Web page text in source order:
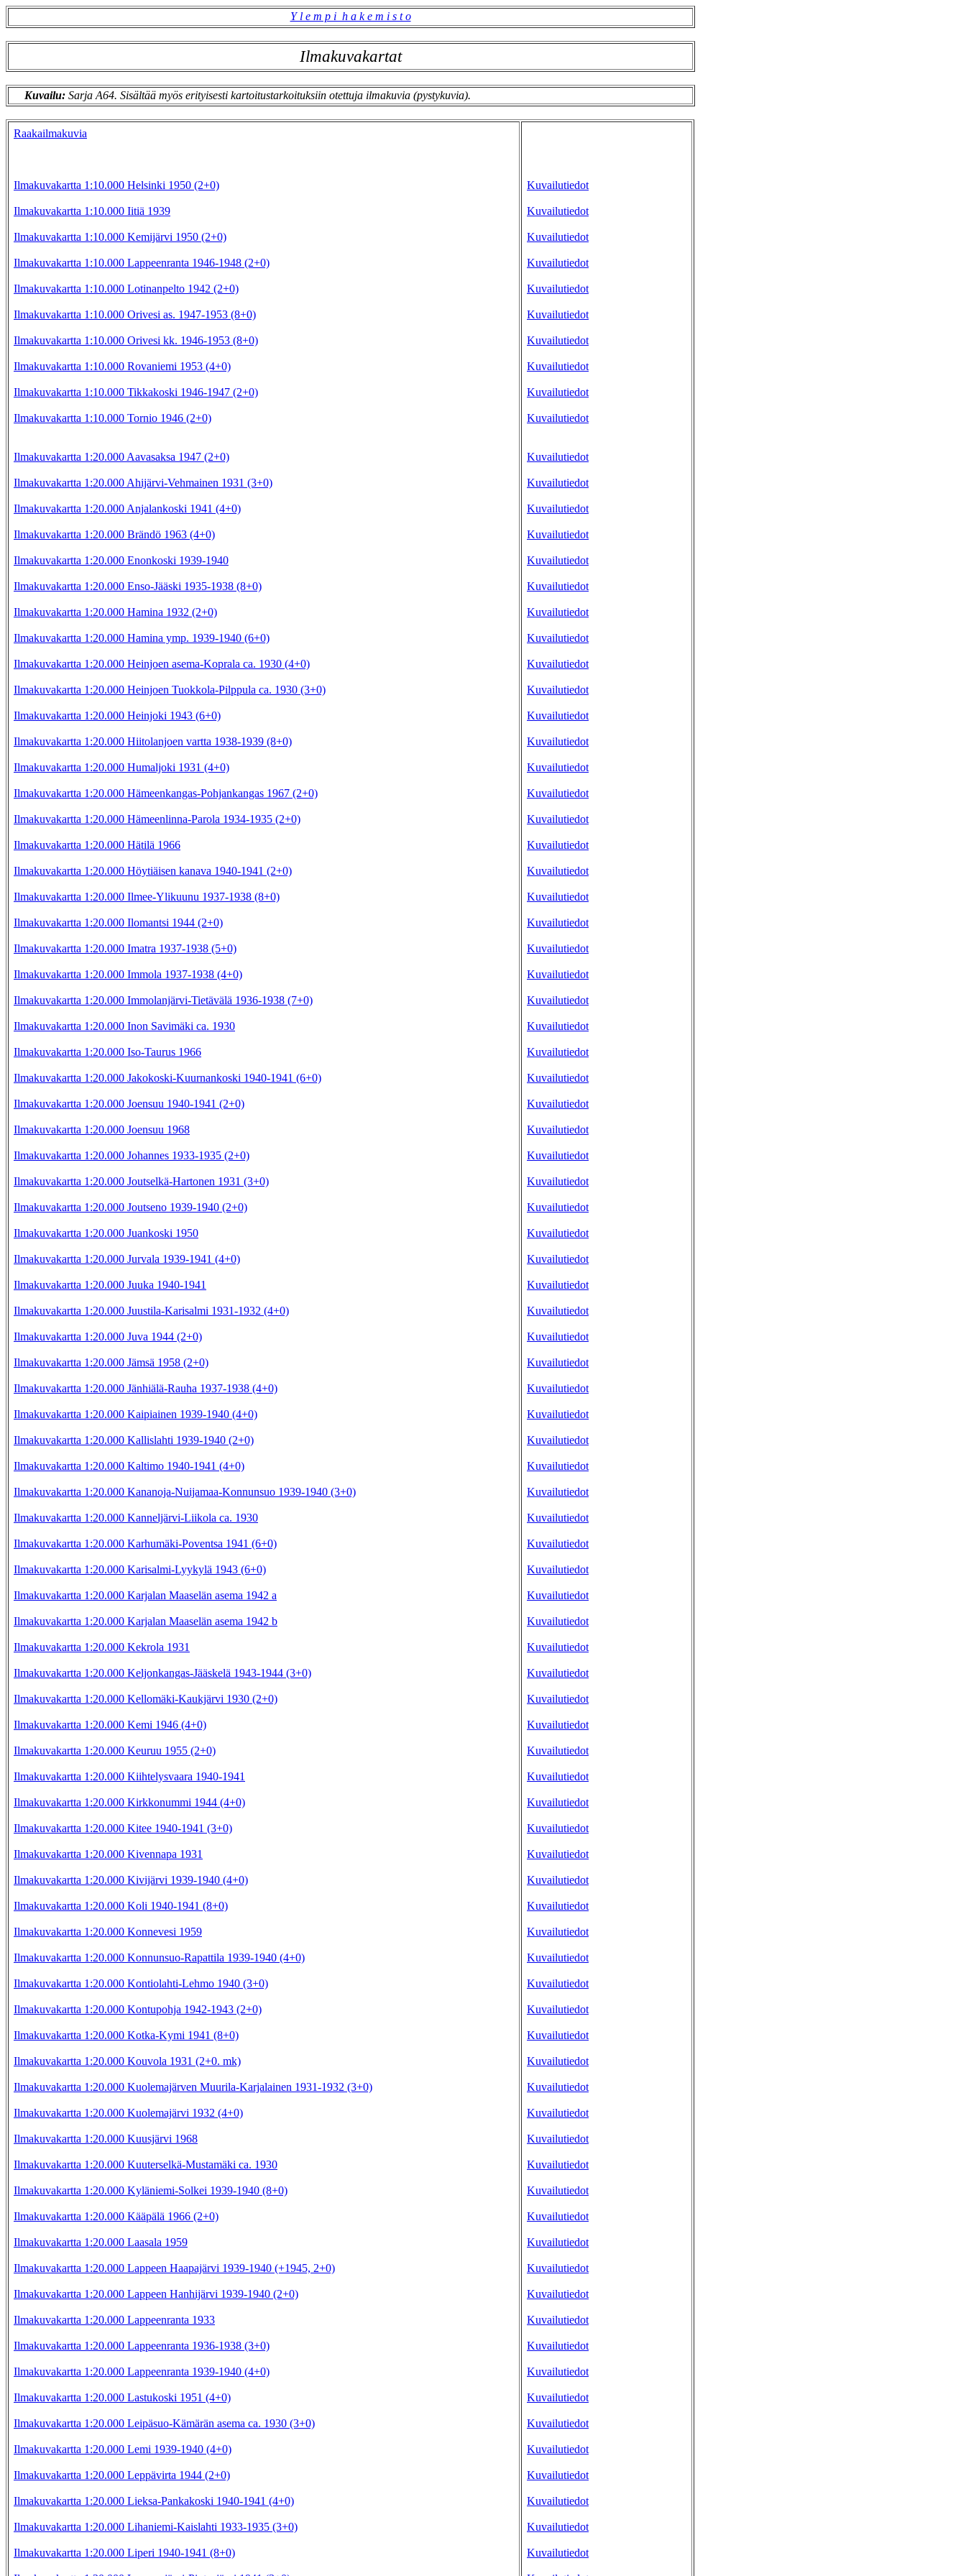
Y l e m p i h a k e m i s t o
Ilmakuvakartat
Kuvailu: Sarja A64. Sisältää myös erityisesti kartoitustarkoituksiin otettuja ilmakuvia (pystykuvia).
Raakailmakuvia
Ilmakuvakartta 1:10.000 Helsinki 1950 (2+0)
Ilmakuvakartta 1:10.000 Iitiä 1939
Ilmakuvakartta 1:10.000 Kemijärvi 1950 (2+0)
Ilmakuvakartta 1:10.000 Lappeenranta 1946-1948 (2+0)
Ilmakuvakartta 1:10.000 Lotinanpelto 1942 (2+0)
Ilmakuvakartta 1:10.000 Orivesi as. 1947-1953 (8+0)
Ilmakuvakartta 1:10.000 Orivesi kk. 1946-1953 (8+0)
Ilmakuvakartta 1:10.000 Rovaniemi 1953 (4+0)
Ilmakuvakartta 1:10.000 Tikkakoski 1946-1947 (2+0)
Ilmakuvakartta 1:10.000 Tornio 1946 (2+0)
Ilmakuvakartta 1:20.000 Aavasaksa 1947 (2+0)
Ilmakuvakartta 1:20.000 Ahijärvi-Vehmainen 1931 (3+0)
Ilmakuvakartta 1:20.000 Anjalankoski 1941 (4+0)
Ilmakuvakartta 1:20.000 Brändö 1963 (4+0)
Ilmakuvakartta 1:20.000 Enonkoski 1939-1940
Ilmakuvakartta 1:20.000 Enso-Jääski 1935-1938 (8+0)
Ilmakuvakartta 1:20.000 Hamina 1932 (2+0)
Ilmakuvakartta 1:20.000 Hamina ymp. 1939-1940 (6+0)
Ilmakuvakartta 1:20.000 Heinjoen asema-Koprala ca. 1930 (4+0)
Ilmakuvakartta 1:20.000 Heinjoen Tuokkola-Pilppula ca. 1930 (3+0)
Ilmakuvakartta 1:20.000 Heinjoki 1943 (6+0)
Ilmakuvakartta 1:20.000 Hiitolanjoen vartta 1938-1939 (8+0)
Ilmakuvakartta 1:20.000 Humaljoki 1931 (4+0)
Ilmakuvakartta 1:20.000 Hämeenkangas-Pohjankangas 1967 (2+0)
Ilmakuvakartta 1:20.000 Hämeenlinna-Parola 1934-1935 (2+0)
Ilmakuvakartta 1:20.000 Hätilä 1966
Ilmakuvakartta 1:20.000 Höytiäisen kanava 1940-1941 (2+0)
Ilmakuvakartta 1:20.000 Ilmee-Ylikuunu 1937-1938 (8+0)
Ilmakuvakartta 1:20.000 Ilomantsi 1944 (2+0)
Ilmakuvakartta 1:20.000 Imatra 1937-1938 (5+0)
Ilmakuvakartta 1:20.000 Immola 1937-1938 (4+0)
Ilmakuvakartta 1:20.000 Immolanjärvi-Tietävälä 1936-1938 (7+0)
Ilmakuvakartta 1:20.000 Inon Savimäki ca. 1930
Ilmakuvakartta 1:20.000 Iso-Taurus 1966
Ilmakuvakartta 1:20.000 Jakokoski-Kuurnankoski 1940-1941 (6+0)
Ilmakuvakartta 1:20.000 Joensuu 1940-1941 (2+0)
Ilmakuvakartta 1:20.000 Joensuu 1968
Ilmakuvakartta 1:20.000 Johannes 1933-1935 (2+0)
Ilmakuvakartta 1:20.000 Joutselkä-Hartonen 1931 (3+0)
Ilmakuvakartta 1:20.000 Joutseno 1939-1940 (2+0)
Ilmakuvakartta 1:20.000 Juankoski 1950
Ilmakuvakartta 1:20.000 Jurvala 1939-1941 (4+0)
Ilmakuvakartta 1:20.000 Juuka 1940-1941
Ilmakuvakartta 1:20.000 Juustila-Karisalmi 1931-1932 (4+0)
Ilmakuvakartta 1:20.000 Juva 1944 (2+0)
Ilmakuvakartta 1:20.000 Jämsä 1958 (2+0)
Ilmakuvakartta 1:20.000 Jänhiälä-Rauha 1937-1938 (4+0)
Ilmakuvakartta 1:20.000 Kaipiainen 1939-1940 (4+0)
Ilmakuvakartta 1:20.000 Kallislahti 1939-1940 (2+0)
Ilmakuvakartta 1:20.000 Kaltimo 1940-1941 (4+0)
Ilmakuvakartta 1:20.000 Kananoja-Nuijamaa-Konnunsuo 1939-1940 (3+0)
Ilmakuvakartta 1:20.000 Kanneljärvi-Liikola ca. 1930
Ilmakuvakartta 1:20.000 Karhumäki-Poventsa 1941 (6+0)
Ilmakuvakartta 1:20.000 Karisalmi-Lyykylä 1943 (6+0)
Ilmakuvakartta 1:20.000 Karjalan Maaselän asema 1942 a
Ilmakuvakartta 1:20.000 Karjalan Maaselän asema 1942 b
Ilmakuvakartta 1:20.000 Kekrola 1931
Ilmakuvakartta 1:20.000 Keljonkangas-Jääskelä 1943-1944 (3+0)
Ilmakuvakartta 1:20.000 Kellomäki-Kaukjärvi 1930 (2+0)
Ilmakuvakartta 1:20.000 Kemi 1946 (4+0)
Ilmakuvakartta 1:20.000 Keuruu 1955 (2+0)
Ilmakuvakartta 1:20.000 Kiihtelysvaara 1940-1941
Ilmakuvakartta 1:20.000 Kirkkonummi 1944 (4+0)
Ilmakuvakartta 1:20.000 Kitee 1940-1941 (3+0)
Ilmakuvakartta 1:20.000 Kivennapa 1931
Ilmakuvakartta 1:20.000 Kivijärvi 1939-1940 (4+0)
Ilmakuvakartta 1:20.000 Koli 1940-1941 (8+0)
Ilmakuvakartta 1:20.000 Konnevesi 1959
Ilmakuvakartta 1:20.000 Konnunsuo-Rapattila 1939-1940 (4+0)
Ilmakuvakartta 1:20.000 Kontiolahti-Lehmo 1940 (3+0)
Ilmakuvakartta 1:20.000 Kontupohja 1942-1943 (2+0)
Ilmakuvakartta 1:20.000 Kotka-Kymi 1941 (8+0)
Ilmakuvakartta 1:20.000 Kouvola 1931 (2+0. mk)
Ilmakuvakartta 1:20.000 Kuolemajärven Muurila-Karjalainen 1931-1932 (3+0)
Ilmakuvakartta 1:20.000 Kuolemajärvi 1932 (4+0)
Ilmakuvakartta 1:20.000 Kuusjärvi 1968
Ilmakuvakartta 1:20.000 Kuuterselkä-Mustamäki ca. 1930
Ilmakuvakartta 1:20.000 Kyläniemi-Solkei 1939-1940 (8+0)
Ilmakuvakartta 1:20.000 Kääpälä 1966 (2+0)
Ilmakuvakartta 1:20.000 Laasala 1959
Ilmakuvakartta 1:20.000 Lappeen Haapajärvi 1939-1940 (+1945, 2+0)
Ilmakuvakartta 1:20.000 Lappeen Hanhijärvi 1939-1940 (2+0)
Ilmakuvakartta 1:20.000 Lappeenranta 1933
Ilmakuvakartta 1:20.000 Lappeenranta 1936-1938 (3+0)
Ilmakuvakartta 1:20.000 Lappeenranta 1939-1940 (4+0)
Ilmakuvakartta 1:20.000 Lastukoski 1951 (4+0)
Ilmakuvakartta 1:20.000 Leipäsuo-Kämärän asema ca. 1930 (3+0)
Ilmakuvakartta 1:20.000 Lemi 1939-1940 (4+0)
Ilmakuvakartta 1:20.000 Leppävirta 1944 (2+0)
Ilmakuvakartta 1:20.000 Lieksa-Pankakoski 1940-1941 (4+0)
Ilmakuvakartta 1:20.000 Lihaniemi-Kaislahti 1933-1935 (3+0)
Ilmakuvakartta 1:20.000 Liperi 1940-1941 (8+0)
Kuvailutiedot
Kuvailutiedot
Kuvailutiedot
Kuvailutiedot
Kuvailutiedot
Kuvailutiedot
Kuvailutiedot
Kuvailutiedot
Kuvailutiedot
Kuvailutiedot
Kuvailutiedot
Kuvailutiedot
Kuvailutiedot
Kuvailutiedot
Kuvailutiedot
Kuvailutiedot
Kuvailutiedot
Kuvailutiedot
Kuvailutiedot
Kuvailutiedot
Kuvailutiedot
Kuvailutiedot
Kuvailutiedot
Kuvailutiedot
Kuvailutiedot
Kuvailutiedot
Kuvailutiedot
Kuvailutiedot
Kuvailutiedot
Kuvailutiedot
Kuvailutiedot
Kuvailutiedot
Kuvailutiedot
Kuvailutiedot
Kuvailutiedot
Kuvailutiedot
Kuvailutiedot
Kuvailutiedot
Kuvailutiedot
Kuvailutiedot
Kuvailutiedot
Kuvailutiedot
Kuvailutiedot
Kuvailutiedot
Kuvailutiedot
Kuvailutiedot
Kuvailutiedot
Kuvailutiedot
Kuvailutiedot
Kuvailutiedot
Kuvailutiedot
Kuvailutiedot
Kuvailutiedot
Kuvailutiedot
Kuvailutiedot
Kuvailutiedot
Kuvailutiedot
Kuvailutiedot
Kuvailutiedot
Kuvailutiedot
Kuvailutiedot
Kuvailutiedot
Kuvailutiedot
Kuvailutiedot
Kuvailutiedot
Kuvailutiedot
Kuvailutiedot
Kuvailutiedot
Kuvailutiedot
Kuvailutiedot
Kuvailutiedot
Kuvailutiedot
Kuvailutiedot
Kuvailutiedot
Kuvailutiedot
Kuvailutiedot
Kuvailutiedot
Kuvailutiedot
Kuvailutiedot
Kuvailutiedot
Kuvailutiedot
Kuvailutiedot
Kuvailutiedot
Kuvailutiedot
Kuvailutiedot
Kuvailutiedot
Kuvailutiedot
Kuvailutiedot
Kuvailutiedot
Kuvailutiedot
Kuvailutiedot
Kuvailutiedot